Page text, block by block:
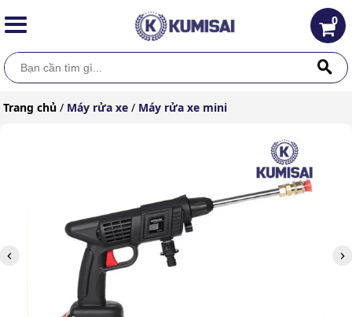
0
Trang chủ / Máy rửa xe / Máy rửa xe mini